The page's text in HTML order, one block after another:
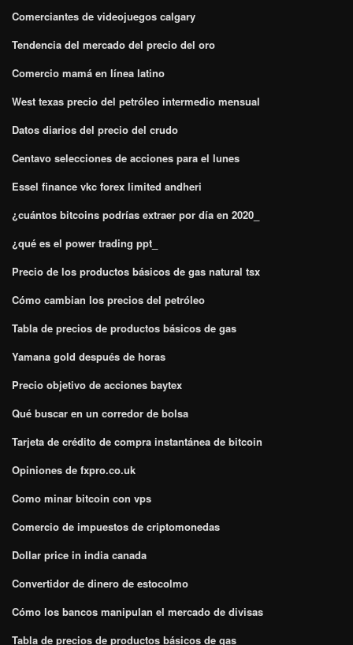
Comerciantes de videojuegos calgary
Tendencia del mercado del precio del oro
Comercio mamá en línea latino
West texas precio del petróleo intermedio mensual
Datos diarios del precio del crudo
Centavo selecciones de acciones para el lunes
Essel finance vkc forex limited andheri
¿cuántos bitcoins podrías extraer por día en 2020_
¿qué es el power trading ppt_
Precio de los productos básicos de gas natural tsx
Cómo cambian los precios del petróleo
Tabla de precios de productos básicos de gas
Yamana gold después de horas
Precio objetivo de acciones baytex
Qué buscar en un corredor de bolsa
Tarjeta de crédito de compra instantánea de bitcoin
Opiniones de fxpro.co.uk
Como minar bitcoin con vps
Comercio de impuestos de criptomonedas
Dollar price in india canada
Convertidor de dinero de estocolmo
Cómo los bancos manipulan el mercado de divisas
Tabla de precios de productos básicos de gas